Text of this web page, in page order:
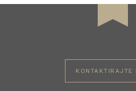
KONTAKTIRAJTE